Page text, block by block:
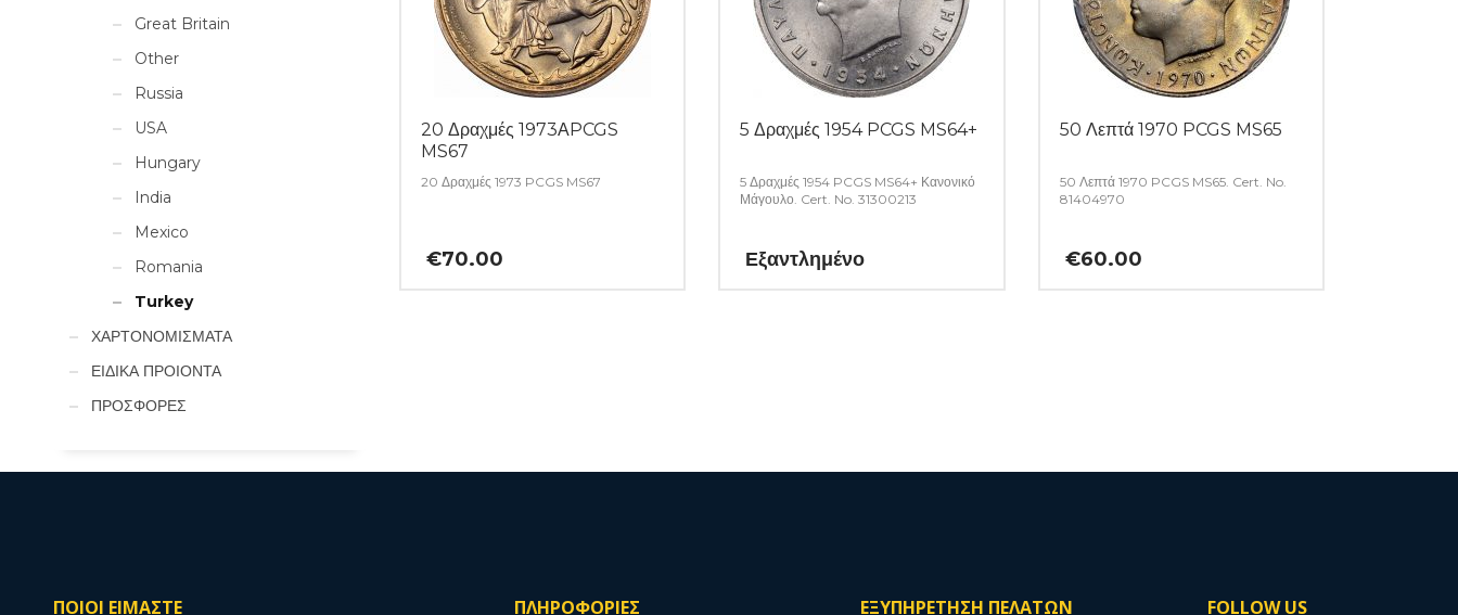
20 Δραχμές 1973ΑPCGS
MS67
20 Δραχμές 1973 PCGS MS67
€70.00
5 Δραχμές 1954 PCGS MS64+
5 Δραχμές 1954 PCGS MS64+ Κανονικό
Μάγουλο. Cert. No. 31300213
Εξαντλημένο
50 Λεπτά 1970 PCGS MS65
50 Λεπτά 1970 PCGS MS65. Cert. No.
81404970
€60.00
Great Britain
Other
Russia
USA
Hungary
India
Mexico
Romania
Turkey
ΧΑΡΤΟΝΟΜΙΣΜΑΤΑ
ΕΙΔΙΚΑ ΠΡΟΙΟΝΤΑ
ΠΡΟΣΦΟΡΕΣ
ΠΟΙΟΙ ΕΙΜΑΣΤΕ ΠΛΗΡΟΦΟΡΙΕΣ ΕΞΥΠΗΡΕΤΗΣΗ ΠΕΛΑΤΩΝ FOLLOW US